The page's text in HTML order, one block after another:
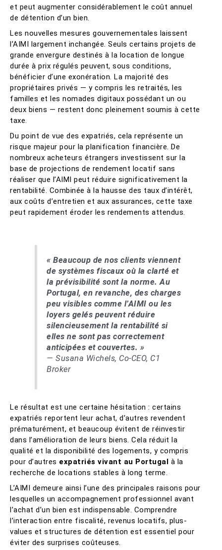
et peut augmenter considérablement le coût annuel
de détention d’un bien.
Les nouvelles mesures gouvernementales laissent
l’AIMI largement inchangée. Seuls certains projets de
grande envergure destinés à la location de longue
durée à prix régulés peuvent, sous conditions,
bénéficier d’une exonération. La majorité des
propriétaires privés — y compris les retraités, les
familles et les nomades digitaux possédant un ou
deux biens — restent donc pleinement soumis à cette
taxe.
Du point de vue des expatriés, cela représente un
risque majeur pour la planification financière. De
nombreux acheteurs étrangers investissent sur la
base de projections de rendement locatif sans
réaliser que l’AIMI peut réduire significativement la
rentabilité. Combinée à la hausse des taux d’intérêt,
aux coûts d’entretien et aux assurances, cette taxe
peut rapidement éroder les rendements attendus.
« Beaucoup de nos clients viennent
de systèmes fiscaux où la clarté et
la prévisibilité sont la norme. Au
Portugal, en revanche, des charges
peu visibles comme l’AIMI ou les
loyers gelés peuvent réduire
silencieusement la rentabilité si
elles ne sont pas correctement
anticipées et couvertes. »
— Susana Wichels, Co-CEO, C1
Broker
Le résultat est une certaine hésitation : certains
expatriés reportent leur achat, d’autres revendent
prématurément, et beaucoup évitent de réinvestir
dans l’amélioration de leurs biens. Cela réduit la
qualité et la disponibilité des logements, y compris
pour d’autres expatriés vivant au Portugal à la
recherche de locations stables à long terme.
L’AIMI demeure ainsi l’une des principales raisons pour
lesquelles un accompagnement professionnel avant
l’achat d’un bien est indispensable. Comprendre
l’interaction entre fiscalité, revenus locatifs, plus-
values et structures de détention est essentiel pour
éviter des surprises coûteuses.